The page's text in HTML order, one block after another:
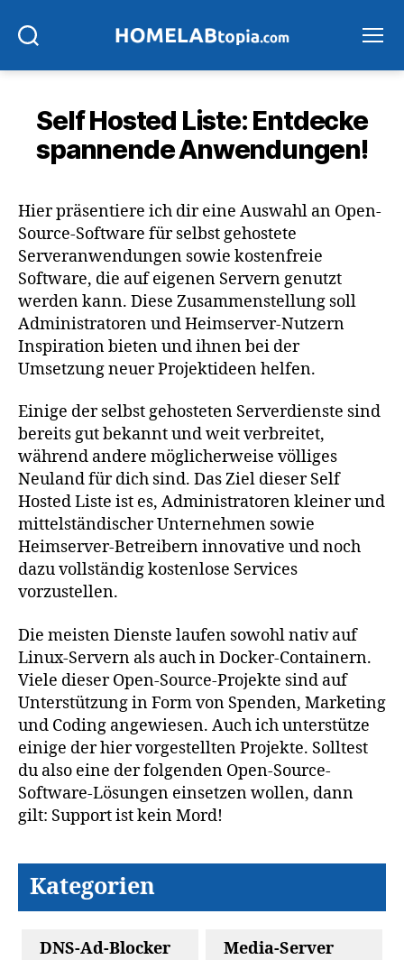
Self Hosted Liste: Entdecke
spannende Anwendungen!
Hier präsentiere ich dir eine Auswahl an Open-
Source-Software für selbst gehostete
Serveranwendungen sowie kostenfreie
Software, die auf eigenen Servern genutzt
werden kann. Diese Zusammenstellung soll
Administratoren und Heimserver-Nutzern
Inspiration bieten und ihnen bei der
Umsetzung neuer Projektideen helfen.
Einige der selbst gehosteten Serverdienste sind
bereits gut bekannt und weit verbreitet,
während andere möglicherweise völliges
Neuland für dich sind. Das Ziel dieser Self
Hosted Liste ist es, Administratoren kleiner und
mittelständischer Unternehmen sowie
Heimserver-Betreibern innovative und noch
dazu vollständig kostenlose Services
vorzustellen.
Die meisten Dienste laufen sowohl nativ auf
Linux-Servern als auch in Docker-Containern.
Viele dieser Open-Source-Projekte sind auf
Unterstützung in Form von Spenden, Marketing
und Coding angewiesen. Auch ich unterstütze
einige der hier vorgestellten Projekte. Solltest
du also eine der folgenden Open-Source-
Software-Lösungen einsetzen wollen, dann
gilt: Support ist kein Mord!
Kategorien
DNS-Ad-Blocker Media-Server